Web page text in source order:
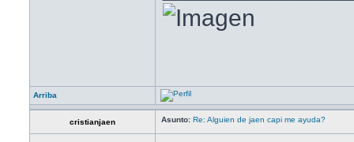
Arriba
cristianjaen Asunto: Re: Alguien de jaen capi me ayuda?